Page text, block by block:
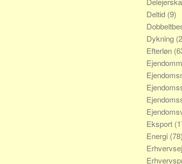
Deltid (9)
Dykning
Efterløn
Eksport
Energi (78)